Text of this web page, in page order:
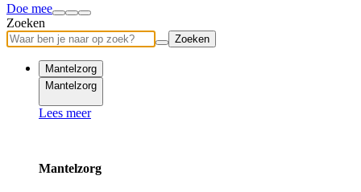
Doe mee
Zoeken
Zoeken
Mantelzorg
Mantelzorg
Lees meer
Mantelzorg